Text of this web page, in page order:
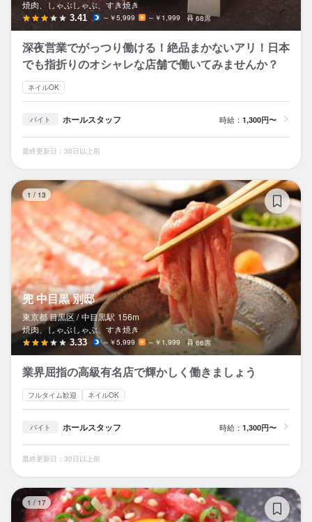
焼肉、しゃぶしゃぶ、すき焼き
3.41 ～￥5,999 ～￥1,999 68席
深夜営業でがっつり働ける！絶品まかないアリ！日本
でも指折りのオシャレな店舗で働いてみませんか？
ネイルOK
バイト ホールスタッフ 時給： 1,300円〜
最終更新日：30日以上前
1 / 13
兜 中目黒 別邸
東京都 目黒区 / 中目黒駅 156m
焼肉、しゃぶしゃぶ、すき焼き
3.33 ～￥5,999 ～￥1,999 66席
業界屈指の高級有名店で輝かしく働きましょう
フルタイム歓迎 ネイルOK
バイト ホールスタッフ 時給： 1,300円〜
最終更新日：30日以上前
1 / 17